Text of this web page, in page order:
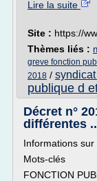
Lire la suite
Site : https://
Thèmes liés :
greve fonction
2018 /
publique d
Décret n°
différentes
Informations sur
Mots-clés
FONCTION